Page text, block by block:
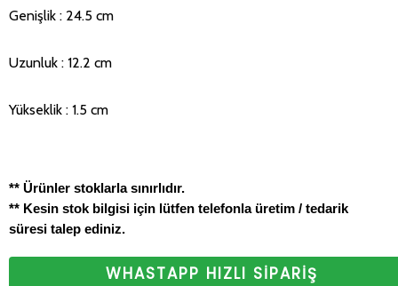
Genişlik : 24.5 cm
Uzunluk : 12.2 cm
Yükseklik : 1.5 cm
** Ürünler stoklarla sınırlıdır.
** Kesin stok bilgisi için lütfen telefonla üretim / tedarik
süresi talep ediniz.
WHASTAPP HIZLI SİPARİŞ